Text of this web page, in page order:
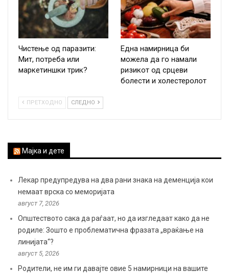
Чистење од паразити:
Мит, потреба или
маркетиншки трик?
Една намирница би
можела да го намали
ризикот од срцеви
болести и холестеролот
ПРЕТХОДНО СЛЕДНО
Мајка и дете
Лекар предупредува на два рани знака на деменција кои
немаат врска со меморијата
август 7, 2026
Општеството сака да раѓаат, но да изгледаат како да не
родиле: Зошто е проблематична фразата „враќање на
линијата“?
август 5, 2026
Родители, не им ги давајте овие 5 намирници на вашите